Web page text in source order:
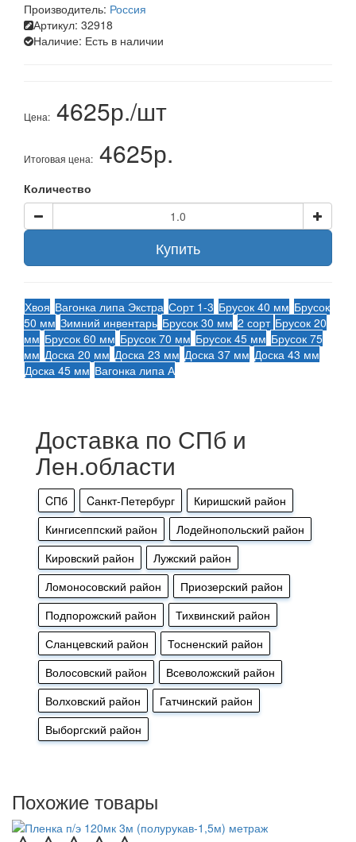
Производитель: Россия
Артикул: 32918
Наличие: Есть в наличии
Цена: 4625р./шт
Итоговая цена: 4625р.
Количество
Купить
Хвоя Вагонка липа Экстра Сорт 1-3 Брусок 40 мм Брусок
50 мм Зимний инвентарь Брусок 30 мм 2 сорт Брусок 20
мм Брусок 60 мм Брусок 70 мм Брусок 45 мм Брусок 75
мм Доска 20 мм Доска 23 мм Доска 37 мм Доска 43 мм
Доска 45 мм Вагонка липа А
Доставка по СПб и
Лен.области
CПб Cанкт-Петербург
Киришский район
Кингисеппский район
Лодейнопольский район
Кировский район
Лужский район
Ломоносовский район
Приозерский район
Подпорожский район
Тихвинский район
Сланцевский район
Тосненский район
Волосовский район
Всеволожский район
Волховский район
Гатчинский район
Выборгский район
Похожие товары